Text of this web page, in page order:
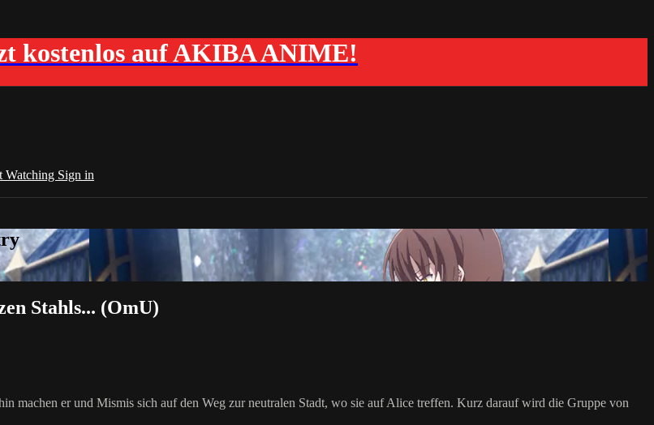
kostenlos auf AKIBA ANIME!
Watching Sign in
Stahls... (OmU)
machen er und Mismis sich auf den Weg zur neutralen Stadt, wo sie auf Alice treffen. Kurz darauf wird die Gruppe von